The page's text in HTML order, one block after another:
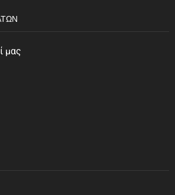
μας